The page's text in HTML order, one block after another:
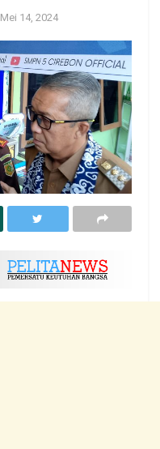
Mei 14, 2024